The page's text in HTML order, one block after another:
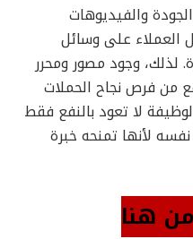
والفيديوهات
العملاء على وسائل
لذلك، وجود مصور ومحرر
من فرص نجاح الحملات
لا تعود بالنفع فقط
لأنها تمنحه خبرة
هنا